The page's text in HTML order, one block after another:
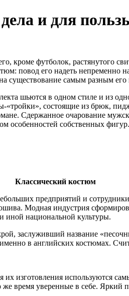
и для
кроме футболок, растянутого
повод его надеть непременно
существование самым разным его
шьются в одном стиле и из
состоящие из брюк,
Сдержанное очарование
особенностей собственных фигур.
Классический костюм
предприятий и
Модная индустрия
иной национальной культуры.
заслуживший название
в английских костюмах.
изготовления используются
время уверенные в себе. Яркий